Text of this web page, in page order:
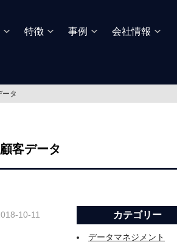
特徴 事例 会社情報
タ
客データ
10-11 カテゴリー
データマネジメント